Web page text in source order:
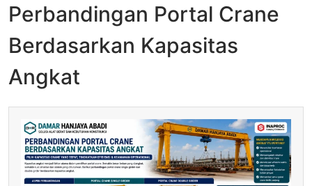
Perbandingan Portal Crane
Berdasarkan Kapasitas
Angkat